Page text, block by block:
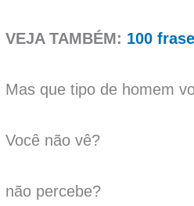
VEJA TAMBÉM: 100
Mas que tipo de homem
Você não vê?
não percebe?